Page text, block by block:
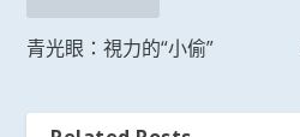
青光眼：視力的“小偷”